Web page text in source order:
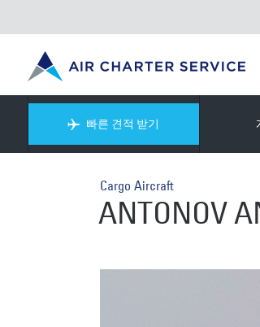
빠른 견적 받기
Cargo Aircraft
ANTONOV